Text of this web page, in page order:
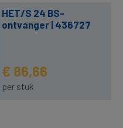
HET/S 24 BS-
ontvanger | 436727
€ 86,66
per stuk